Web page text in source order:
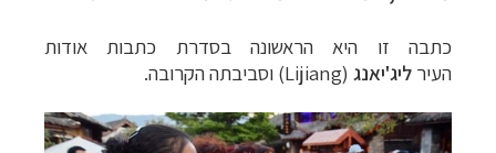
כתבה זו היא הראשונה בסדרת כתבות אודות
העיר ליג'יאנג (Lijiang) וסביבתה הקרובה.